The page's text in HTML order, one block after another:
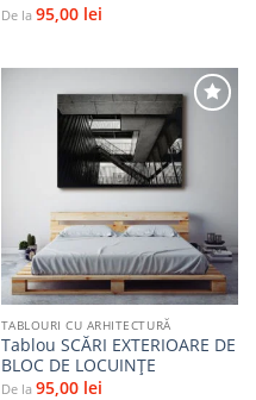
De la 95,00 lei
Adaugă
TABLOURI CU ARHITECTURĂ
Tablou SCĂRI EXTERIOARE DE
BLOC DE LOCUINȚE
De la 95,00 lei